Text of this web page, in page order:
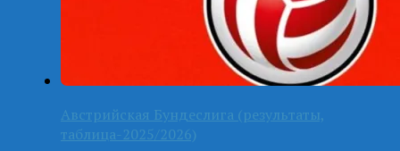
Австрийская Бундеслига (результаты,
таблица-2025/2026)